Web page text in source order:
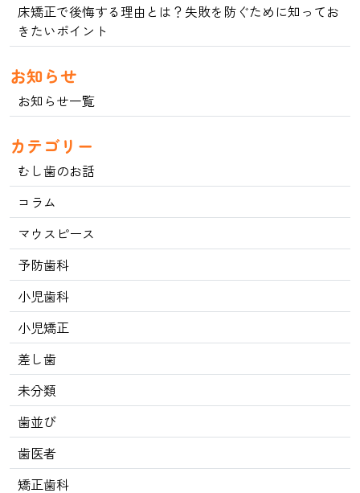
床矯正で後悔する理由とは？失敗を防ぐために知ってお
きたいポイント
お知らせ
お知らせ一覧
カテゴリー
むし歯のお話
コラム
マウスピース
予防歯科
小児歯科
小児矯正
差し歯
未分類
歯並び
歯医者
矯正歯科